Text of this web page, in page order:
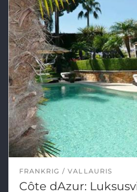
E-mail-
FRANKRIG VALLAURIS
Côte dAzur: